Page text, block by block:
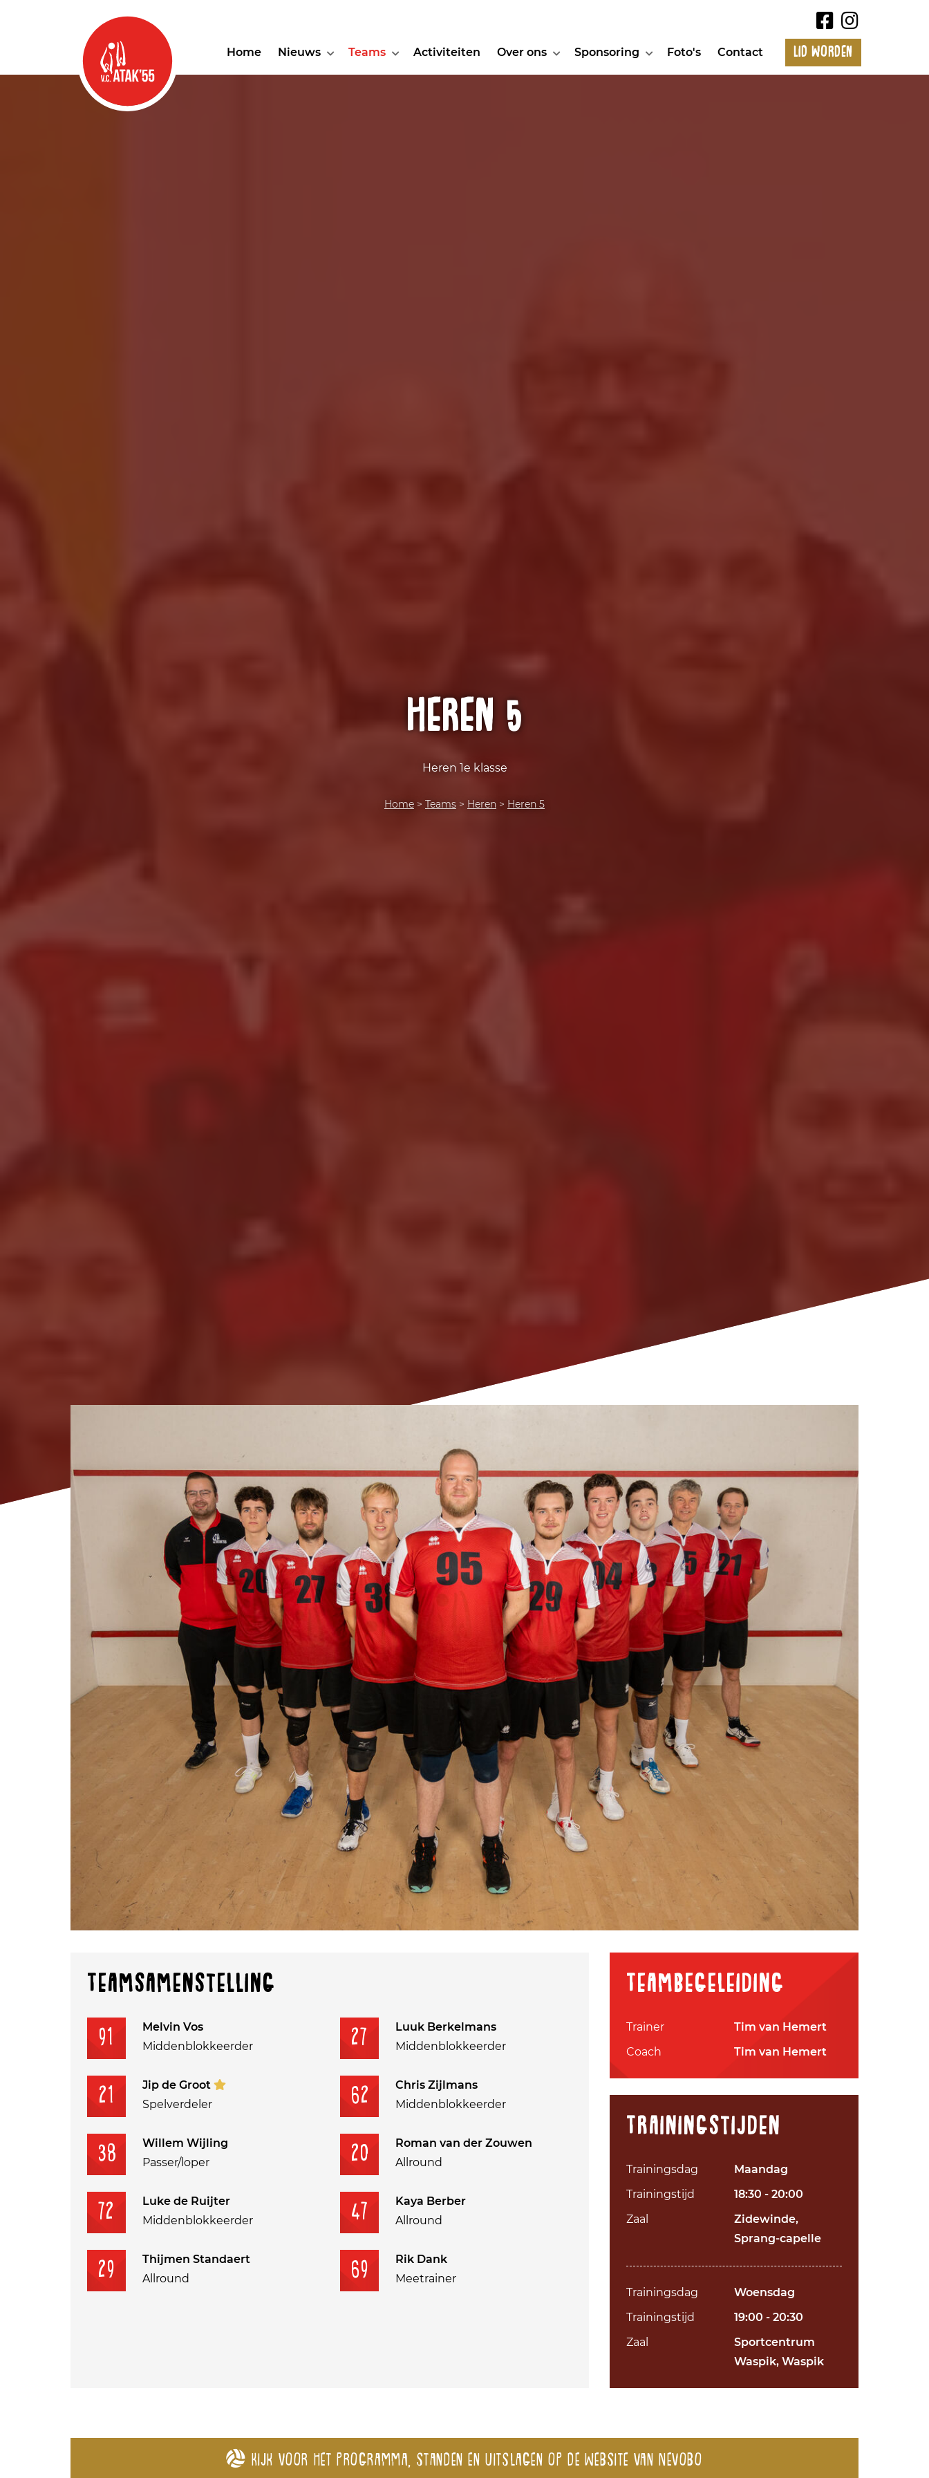
Home Nieuws Teams Activiteiten Over ons Sponsoring Foto's Contact Lid worden
Heren 5
Heren 1e klasse
Home > Teams > Heren > Heren 5
Teamsamenstelling
91
Melvin Vos
Middenblokkeerder
27
Luuk Berkelmans
Middenblokkeerder
69
Rik Dank
Meetrainer
21
Jip de Groot
Spelverdeler
62
Chris Zijlmans
Middenblokkeerder
38
Willem Wijling
Passer/loper
20
Roman van der Zouwen
Allround
72
Luke de Ruijter
Middenblokkeerder
47
Kaya Berber
Allround
29
Thijmen Standaert
Allround
Teambegeleiding
Trainer
Tim van Hemert
Coach
Tim van Hemert
Trainingstijden
Trainingsdag
Maandag
Trainingstijd
18:30 - 20:00
Zaal
Zidewinde,
Sprang-capelle
Trainingsdag
Woensdag
Trainingstijd
19:00 - 20:30
Zaal
Sportcentrum
Waspik, Waspik
Kijk voor het programma, standen en uitslagen op de website van Nevobo